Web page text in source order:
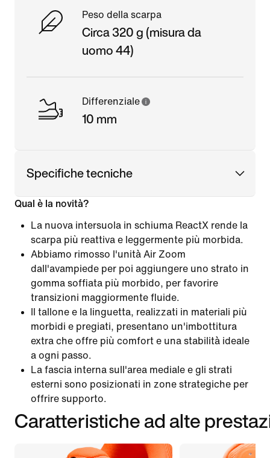
Peso della scarpa
Circa 320 g (misura da
uomo 44)
Differenziale
10 mm
Specifiche tecniche
Qual è la novità?
La nuova intersuola in schiuma ReactX rende la
scarpa più reattiva e leggermente più morbida.
Abbiamo rimosso l'unità Air Zoom
dall'avampiede per poi aggiungere uno strato in
gomma soffiata più morbido, per favorire
transizioni maggiormente fluide.
Il tallone e la linguetta, realizzati in materiali più
morbidi e pregiati, presentano un'imbottitura
extra che offre più comfort e una stabilità ideale
a ogni passo.
La fascia interna sull'area mediale e gli strati
esterni sono posizionati in zone strategiche per
offrire supporto.
Caratteristiche ad alte